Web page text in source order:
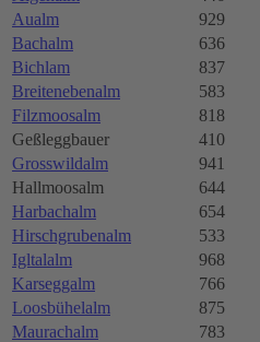
Aualm
929
Bachalm
636
Bichlam
837
Breitenebenalm
583
Filzmoosalm
818
Geßleggbauer
410
Grosswildalm
941
Hallmoosalm
644
Harbachalm
654
Hirschgrubenalm
533
Igltalalm
968
Karseggalm
766
Loosbühelalm
875
Maurachalm
783